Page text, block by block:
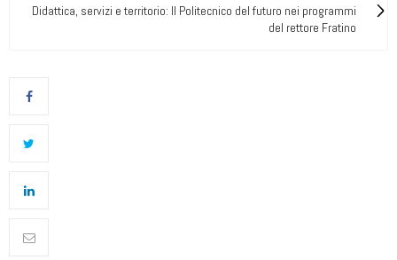
Didattica, servizi e territorio: Il Politecnico del futuro nei programmi
del rettore Fratino